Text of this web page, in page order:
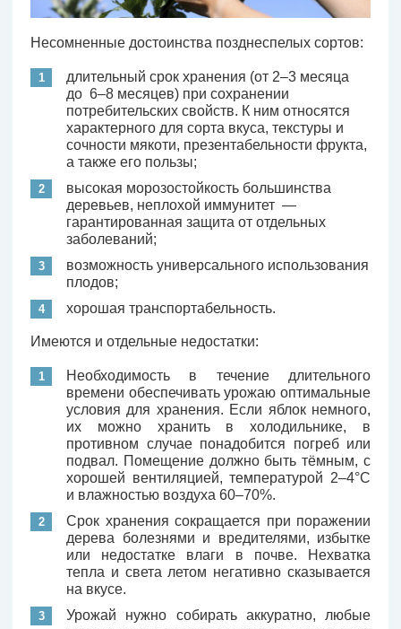
Несомненные достоинства позднеспелых сортов:
длительный срок хранения (от 2–3 месяца
до 6–8 месяцев) при сохранении
потребительских свойств. К ним относятся
характерного для сорта вкуса, текстуры и
сочности мякоти, презентабельности фрукта,
а также его пользы;
высокая морозостойкость большинства
деревьев, неплохой иммунитет —
гарантированная защита от отдельных
заболеваний;
возможность универсального использования
плодов;
хорошая транспортабельность.
Имеются и отдельные недостатки:
Необходимость в течение длительного
времени обеспечивать урожаю оптимальные
условия для хранения. Если яблок немного,
их можно хранить в холодильнике, в
противном случае понадобится погреб или
подвал. Помещение должно быть тёмным, с
хорошей вентиляцией, температурой 2–4°C
и влажностью воздуха 60–70%.
Срок хранения сокращается при поражении
дерева болезнями и вредителями, избытке
или недостатке влаги в почве. Нехватка
тепла и света летом негативно сказывается
на вкусе.
Урожай нужно собирать аккуратно, любые